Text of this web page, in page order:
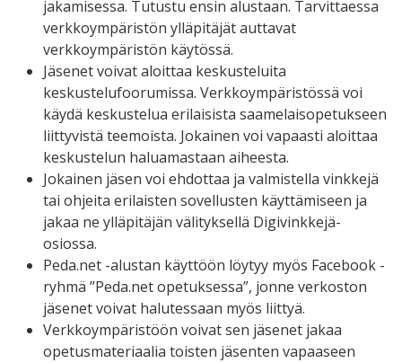
jakamisessa. Tutustu ensin alustaan. Tarvittaessa
verkkoympäristön ylläpitäjät auttavat
verkkoympäristön käytössä.
Jäsenet voivat aloittaa keskusteluita
keskustelufoorumissa. Verkkoympäristössä voi
käydä keskustelua erilaisista saamelaisopetukseen
liittyvistä teemoista. Jokainen voi vapaasti aloittaa
keskustelun haluamastaan aiheesta.
Jokainen jäsen voi ehdottaa ja valmistella vinkkejä
tai ohjeita erilaisten sovellusten käyttämiseen ja
jakaa ne ylläpitäjän välityksellä Digivinkkejä-
osiossa.
Peda.net -alustan käyttöön löytyy myös Facebook -
ryhmä ”Peda.net opetuksessa”, jonne verkoston
jäsenet voivat halutessaan myös liittyä.
Verkkoympäristöön voivat sen jäsenet jakaa
opetusmateriaalia toisten jäsenten vapaaseen